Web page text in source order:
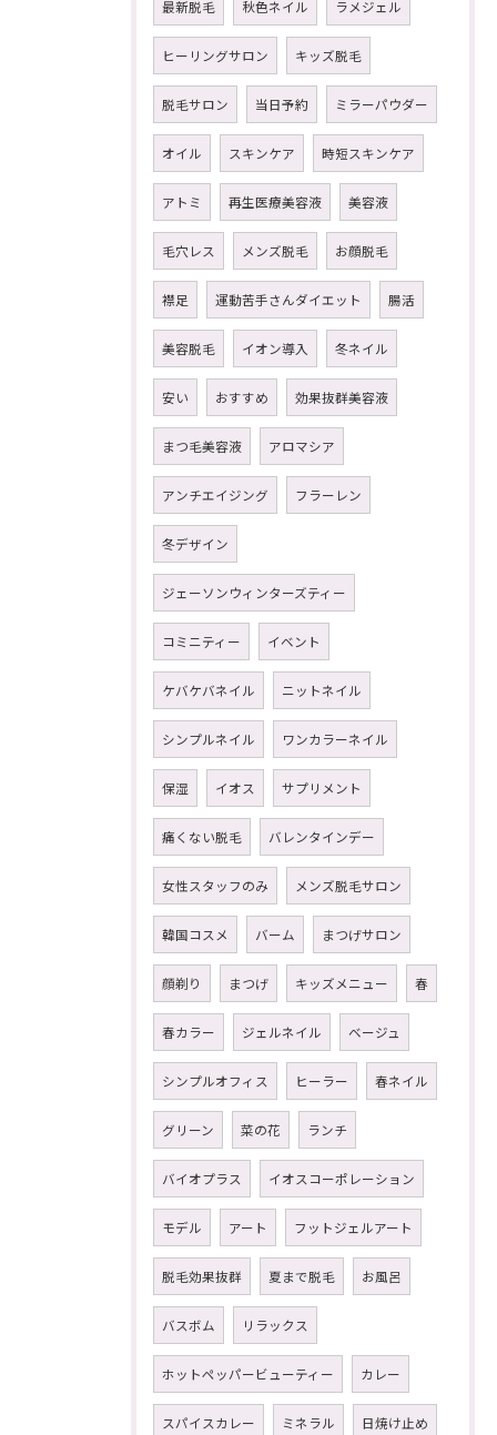
最新脱毛 秋色ネイル ラメジェル
ヒーリングサロン キッズ脱毛
脱毛サロン 当日予約 ミラーパウダー
オイル スキンケア 時短スキンケア
アトミ 再生医療美容液 美容液
毛穴レス メンズ脱毛 お顔脱毛
襟足 運動苦手さんダイエット 腸活
美容脱毛 イオン導入 冬ネイル
安い おすすめ 効果抜群美容液
まつ毛美容液 アロマシア
アンチエイジング フラーレン
冬デザイン
ジェーソンウィンターズティー
コミニティー イベント
ケバケバネイル ニットネイル
シンプルネイル ワンカラーネイル
保湿 イオス サプリメント
痛くない脱毛 バレンタインデー
女性スタッフのみ メンズ脱毛サロン
韓国コスメ バーム まつげサロン
顔剃り まつげ キッズメニュー 春
春カラー ジェルネイル ベージュ
シンプルオフィス ヒーラー 春ネイル
グリーン 菜の花 ランチ
バイオプラス イオスコーポレーション
モデル アート フットジェルアート
脱毛効果抜群 夏まで脱毛 お風呂
バスボム リラックス
ホットペッパービューティー カレー
スパイスカレー ミネラル 日焼け止め